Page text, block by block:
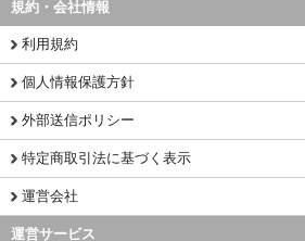
規約・会社情報
利用規約
個人情報保護方針
外部送信ポリシー
特定商取引法に基づく表示
運営会社
運営サービス